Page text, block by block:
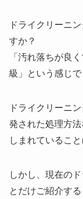
ドライクリーニ
すか？
「汚れ落ちが良
級」という感じで
ドライクリーニ
発された処理方
しまれていること
しかし、現在の
とだけご紹介す